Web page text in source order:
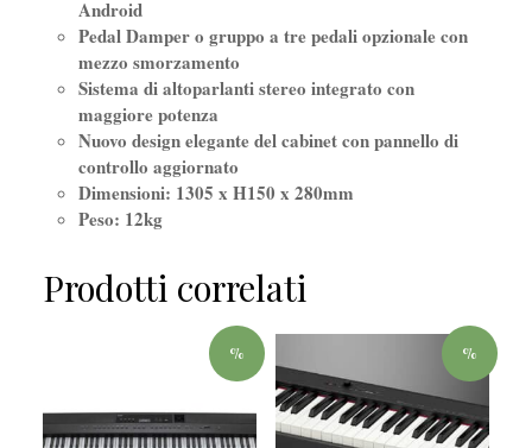
Android
Pedal Damper o gruppo a tre pedali opzionale con
mezzo smorzamento
Sistema di altoparlanti stereo integrato con
maggiore potenza
Nuovo design elegante del cabinet con pannello di
controllo aggiornato
Dimensioni: 1305 x H150 x 280mm
Peso: 12kg
Prodotti correlati
% %